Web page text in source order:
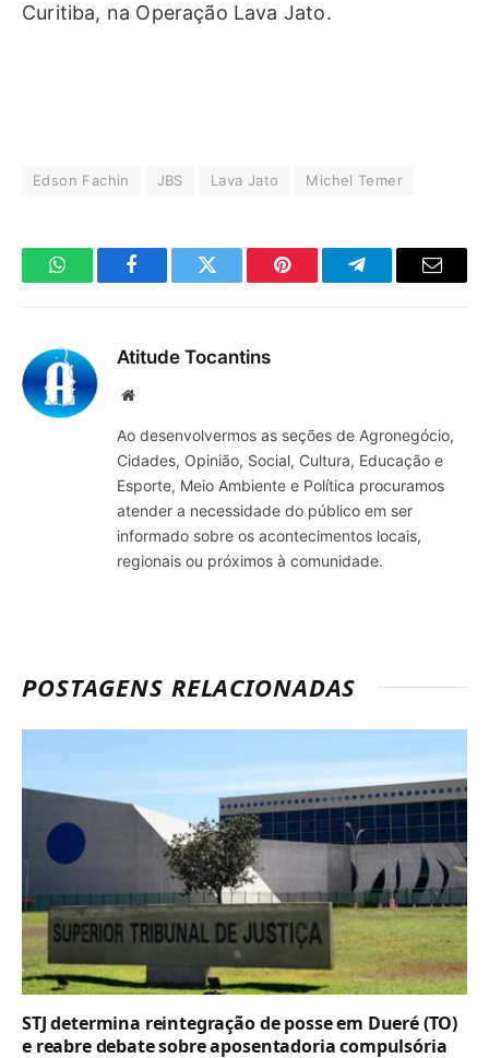
Curitiba, na Operação Lava Jato.
Edson Fachin JBS Lava Jato Michel Temer
WhatsAppFacebookTwitter Pinterest TelegramaE-
Atitude Tocantins
Site
Ao desenvolvermos as seções de Agronegócio,
Cidades, Opinião, Social, Cultura, Educação e
Esporte, Meio Ambiente e Política procuramos
atender a necessidade do público em ser
informado sobre os acontecimentos locais,
regionais ou próximos à comunidade.
POSTAGENS RELACIONADAS
STJ determina reintegração de posse em Dueré (TO)
e reabre debate sobre aposentadoria compulsória